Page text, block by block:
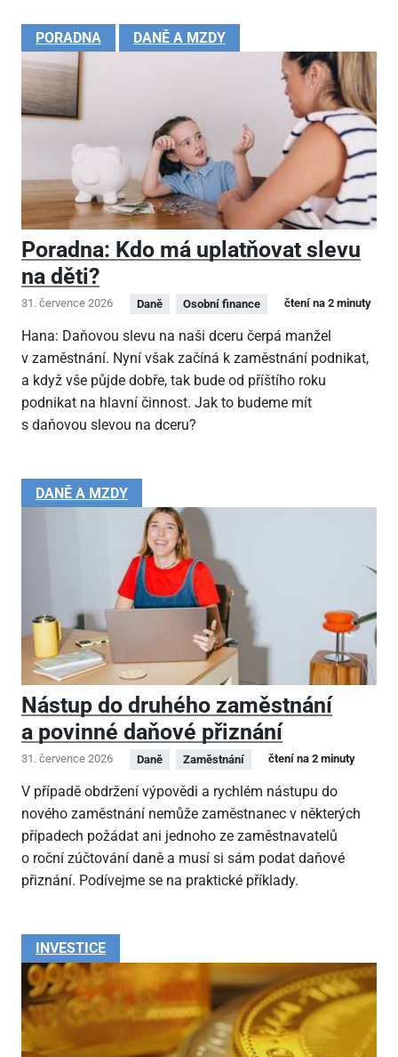
PORADNA DANĚ A MZDY
Poradna: Kdo má uplatňovat slevu
na děti?
31. července 2026 Daně Osobní finance čtení na 2 minuty
Hana: Daňovou slevu na naši dceru čerpá manžel
v zaměstnání. Nyní však začíná k zaměstnání podnikat,
a když vše půjde dobře, tak bude od příštího roku
podnikat na hlavní činnost. Jak to budeme mít
s daňovou slevou na dceru?
DANĚ A MZDY
Nástup do druhého zaměstnání
a povinné daňové přiznání
31. července 2026 Daně Zaměstnání čtení na 2 minuty
V případě obdržení výpovědi a rychlém nástupu do
nového zaměstnání nemůže zaměstnanec v některých
případech požádat ani jednoho ze zaměstnavatelů
o roční zúčtování daně a musí si sám podat daňové
přiznání. Podívejme se na praktické příklady.
INVESTICE